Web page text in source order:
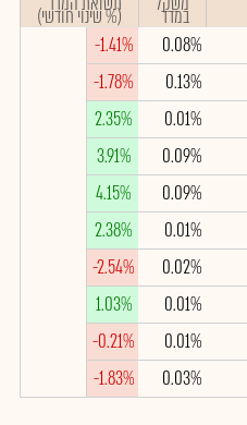
במדד
(% שינוי חודשי)
0.08%
-1.41%
0.13%
-1.78%
0.01%
2.35%
0.09%
3.91%
0.09%
4.15%
0.01%
2.38%
0.02%
-2.54%
0.01%
1.03%
0.01%
-0.21%
0.03%
-1.83%